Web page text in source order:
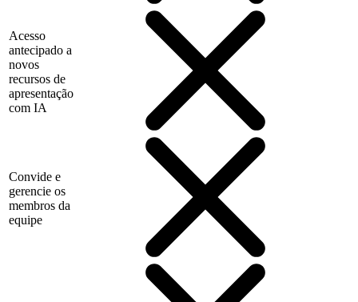
Acesso
antecipado a
novos
recursos de
apresentação
com IA
Convide e
gerencie os
membros da
equipe